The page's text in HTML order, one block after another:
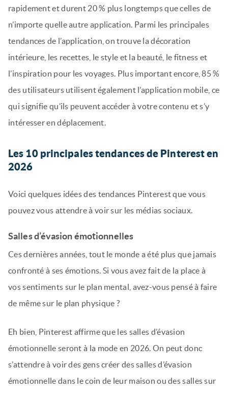
rapidement et durent 20 % plus longtemps que celles de
n’importe quelle autre application. Parmi les principales
tendances de l’application, on trouve la décoration
intérieure, les recettes, le style et la beauté, le fitness et
l’inspiration pour les voyages. Plus important encore, 85 %
des utilisateurs utilisent également l’application mobile, ce
qui signifie qu’ils peuvent accéder à votre contenu et s’y
intéresser en déplacement.
Les 10 principales tendances de Pinterest en
2026
Voici quelques idées des tendances Pinterest que vous
pouvez vous attendre à voir sur les médias sociaux.
Salles d’évasion émotionnelles
Ces dernières années, tout le monde a été plus que jamais
confronté à ses émotions. Si vous avez fait de la place à
vos sentiments sur le plan mental, avez-vous pensé à faire
de même sur le plan physique ?
Eh bien, Pinterest affirme que les salles d’évasion
émotionnelle seront à la mode en 2026. On peut donc
s’attendre à voir des gens créer des salles d’évasion
émotionnelle dans le coin de leur maison ou des salles sur